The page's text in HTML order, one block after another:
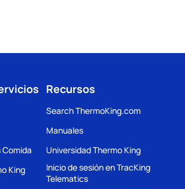
King
Recursos
Search ThermoKing.com
Manuales
Universidad Thermo King
Inicio de sesión en TracKing
Telematics